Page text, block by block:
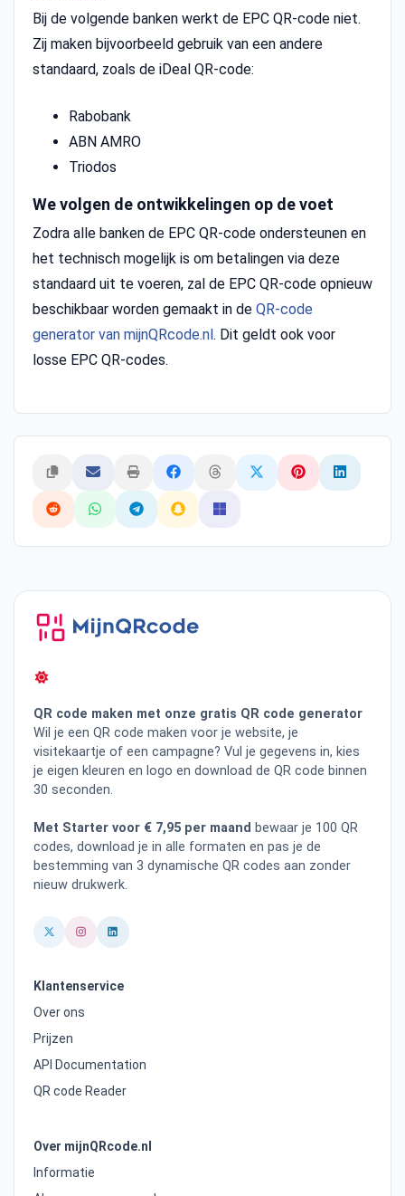
Bij de volgende banken werkt de EPC QR-code niet.
Zij maken bijvoorbeeld gebruik van een andere
standaard, zoals de iDeal QR-code:
Rabobank
ABN AMRO
Triodos
We volgen de ontwikkelingen op de voet
Zodra alle banken de EPC QR-code ondersteunen en
het technisch mogelijk is om betalingen via deze
standaard uit te voeren, zal de EPC QR-code opnieuw
beschikbaar worden gemaakt in de QR-code
generator van mijnQRcode.nl. Dit geldt ook voor
losse EPC QR-codes.
QR code maken met onze gratis QR code generator
Wil je een QR code maken voor je website, je
visitekaartje of een campagne? Vul je gegevens in, kies
je eigen kleuren en logo en download de QR code binnen
30 seconden.
Met Starter voor € 7,95 per maand bewaar je 100 QR
codes, download je in alle formaten en pas je de
bestemming van 3 dynamische QR codes aan zonder
nieuw drukwerk.
Klantenservice
Over ons
Prijzen
API Documentation
QR code Reader
Over mijnQRcode.nl
Informatie